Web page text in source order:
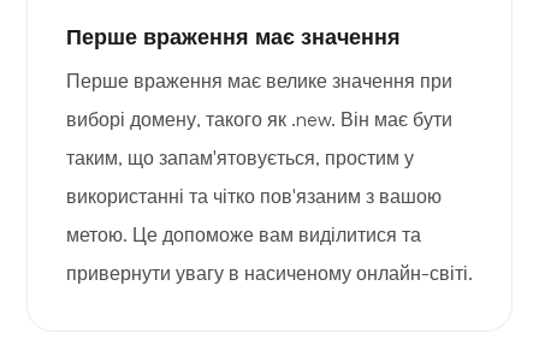
Перше враження має значення
Перше враження має велике значення при
виборі домену, такого як .new. Він має бути
таким, що запам'ятовується, простим у
використанні та чітко пов'язаним з вашою
метою. Це допоможе вам виділитися та
привернути увагу в насиченому онлайн-світі.